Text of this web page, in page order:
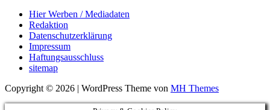
Hier Werben / Mediadaten
Redaktion
Datenschutzerklärung
Impressum
Haftungsausschluss
sitemap
Copyright © 2026 | WordPress Theme von MH Themes